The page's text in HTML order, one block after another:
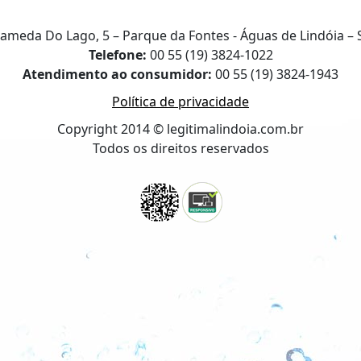
Do Lago, 5 – Parque da Fontes - Águas de Lindóia –
Telefone: 00 55 (19) 3824-1022
Atendimento ao consumidor: 00 55 (19) 3824-1943
Política de privacidade
Copyright 2014 © legitimalindoia.com.br
Todos os direitos reservados